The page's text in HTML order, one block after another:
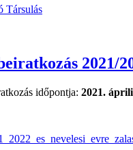
Társulás
2021/
időpontja: 2021.